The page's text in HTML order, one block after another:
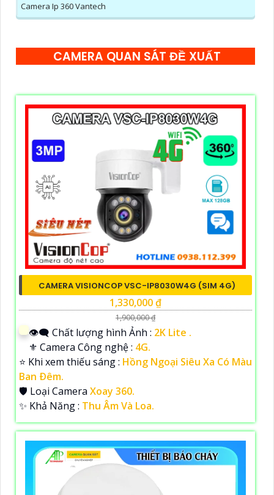
Camera Ip 360 Vantech
CAMERA QUAN SÁT ĐỀ XUẤT
CAMERA VISIONCOP VSC-IP8030W4G (SIM 4G)
1,330,000 ₫
1,900,000 ₫
👁️‍🗨 Chất lượng hình Ảnh : 2K Lite .
⚜️ Camera Công nghệ : 4G.
⭐ Khi xem thiếu sáng : Hồng Ngoại Siêu Xa Có Màu
Ban Ðêm.
🛡 Loại Camera Xoay 360.
️✨ Khả Năng : Thu Âm Và Loa.